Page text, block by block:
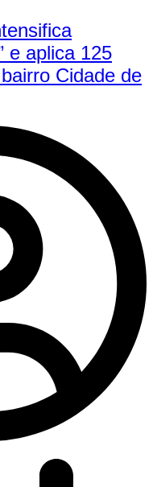
e aplica 125
Cidade de